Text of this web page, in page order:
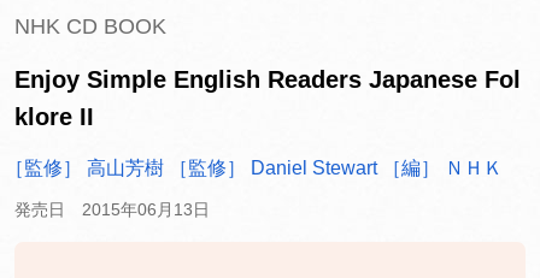
NHK CD BOOK
Enjoy Simple English Readers Japanese Fol
klore II
［監修］ 高山芳樹 ［監修］ Daniel Stewart ［編］ ＮＨＫ
発売日 2015年06月13日